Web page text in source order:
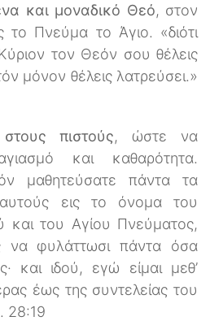
και μοναδικό Θεό, στον
το Πνεύμα το Άγιο. «διότι
τον Θεόν σου θέλεις
μόνον θέλεις λατρεύσει.»
πιστούς, ώστε να
και καθαρότητα.
μαθητεύσατε πάντα τα
αυτούς εις το όνομα του
και του Αγίου Πνεύματος,
να φυλάττωσι πάντα όσα
και ιδού, εγώ είμαι μεθ’
έως της συντελείας του
28:19